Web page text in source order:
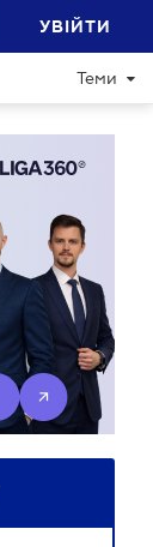
УВІЙТИ
Теми